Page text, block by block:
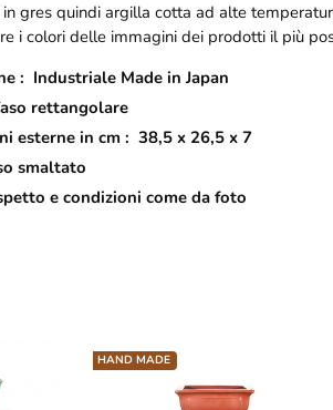
gres quindi argilla cotta ad alte
i colori delle immagini dei prodotti il più
: Industriale Made in Japan
rettangolare
esterne in cm : 38,5 x 26,5 x 7
smaltato
e condizioni come da foto
HAND MADE